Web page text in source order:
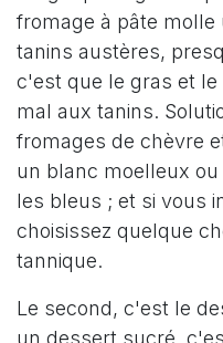
fromage à pâte molle
tanins austères,
c'est que le gras et
mal aux tanins.
fromages de chèvre
un blanc moelleux
les bleus ; et si vous
choisissez quelque
tannique.
Le second, c'est le
un dessert sucré,